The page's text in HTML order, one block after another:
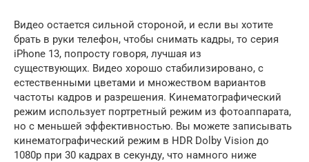
Видео остается сильной стороной, и если вы хотите
брать в руки телефон, чтобы снимать кадры, то серия
iPhone 13, попросту говоря, лучшая из
существующих. Видео хорошо стабилизировано, с
естественными цветами и множеством вариантов
частоты кадров и разрешения. Кинематографический
режим использует портретный режим из фотоаппарата,
но с меньшей эффективностью. Вы можете записывать
кинематографический режим в HDR Dolby Vision до
1080p при 30 кадрах в секунду, что намного ниже